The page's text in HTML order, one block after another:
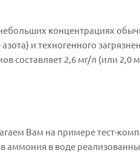
концентрациях
азота) и техногенного
составляет 2,6 мг/л (или
Вам на примере тест-
аммония в воде